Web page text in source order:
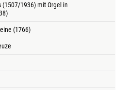
(1507/1936) mit Orgel in
(1766)